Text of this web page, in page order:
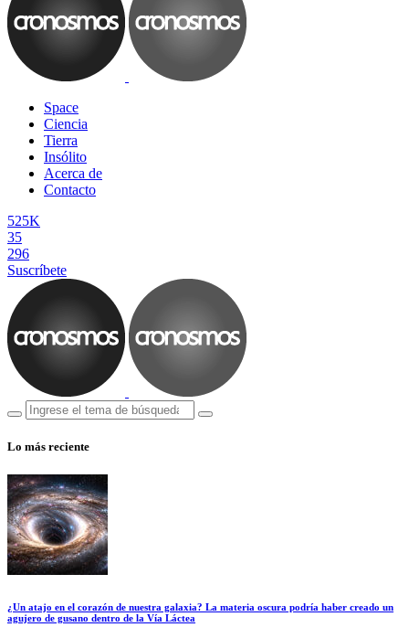
Space
Ciencia
Tierra
Insólito
Acerca de
Contacto
525K
35
296
Suscríbete
Lo más reciente
¿Un atajo en el corazón de nuestra galaxia? La materia oscura podría haber creado un
agujero de gusano dentro de la Vía Láctea